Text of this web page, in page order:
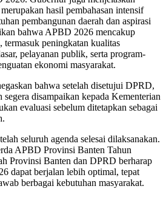
hasil pembahasan intensif
pembangunan daerah dan aspirasi
bahwa APBD 2026 mencakup
termasuk peningkatan kualitas
pelayanan publik, serta program-
ekonomi masyarakat.
bahwa setelah disetujui DPRD,
disampaikan kepada Kementerian
evaluasi sebelum ditetapkan sebagai
seluruh agenda selesai dilaksanakan.
APBD Provinsi Banten Tahun
Provinsi Banten dan DPRD berharap
dapat berjalan lebih optimal, tepat
berbagai kebutuhan masyarakat.